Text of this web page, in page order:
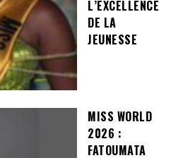
L’EXCELLENCE
DE LA
JEUNESSE
MISS WORLD
2026 :
FATOUMATA